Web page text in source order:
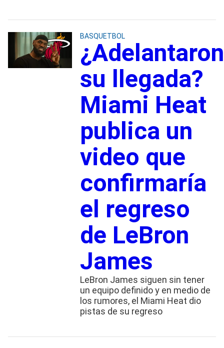
BASQUETBOL
¿Adelantaron
su llegada?
Miami Heat
publica un
video que
confirmaría
el regreso
de LeBron
James
LeBron James siguen sin tener
un equipo definido y en medio de
los rumores, el Miami Heat dio
pistas de su regreso